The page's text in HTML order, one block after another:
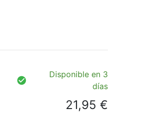
Disponible en 3
días
21,95 €